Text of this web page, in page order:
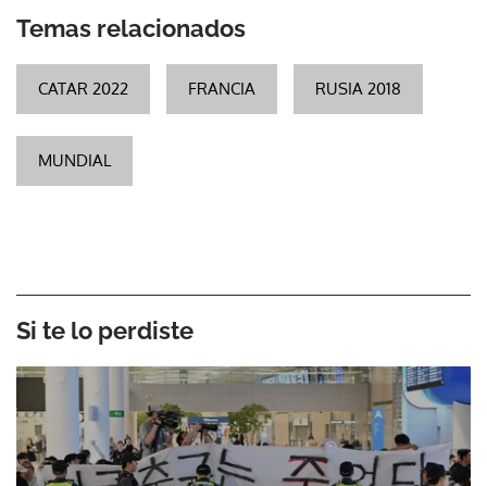
Temas relacionados
CATAR 2022 FRANCIA RUSIA 2018
MUNDIAL
Si te lo perdiste